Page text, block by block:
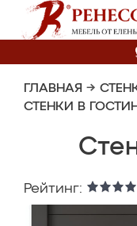
ГЛАВНАЯ →
СТЕНКИ В
Рейтинг: